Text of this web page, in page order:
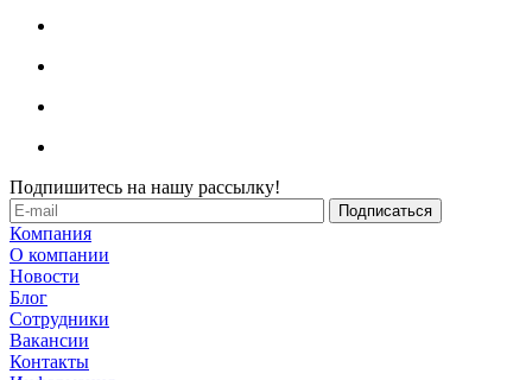
Подпишитесь на нашу рассылку!
Компания
О компании
Новости
Блог
Сотрудники
Вакансии
Контакты